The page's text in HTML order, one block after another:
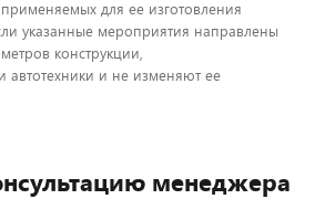
для ее изготовления
указанные мероприятия направлены
конструкции,
автотехники и не изменяют ее
менеджера